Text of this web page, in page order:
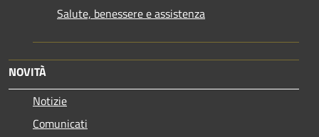
Salute, benessere e assistenza
NOVITÀ
Notizie
Comunicati